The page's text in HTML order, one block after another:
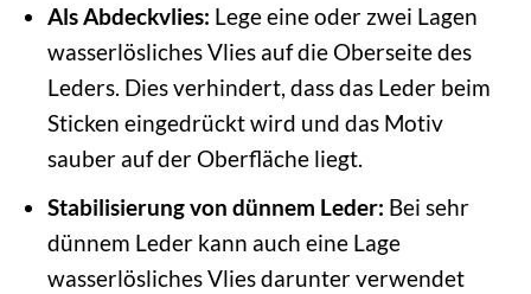
Als Abdeckvlies: Lege eine oder zwei Lagen
wasserlösliches Vlies auf die Oberseite des
Leders. Dies verhindert, dass das Leder beim
Sticken eingedrückt wird und das Motiv
sauber auf der Oberfläche liegt.
Stabilisierung von dünnem Leder: Bei sehr
dünnem Leder kann auch eine Lage
wasserlösliches Vlies darunter verwendet